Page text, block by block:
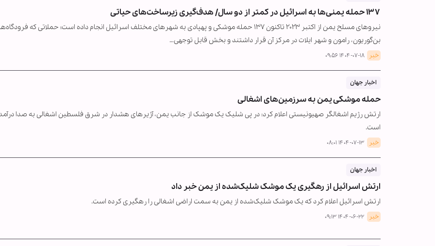
۱۳۷ حمله یمنی‌ها به اسرائیل در کمتر از دو سال/ هدف‌گیری زیرساخت‌های حیاتی
نیروهای مسلح یمن از اکتبر ۲۰۲۳ تاکنون ۱۳۷ حمله موشکی و پهپادی به شهرهای مختلف اسرائیل انجام داده است؛ حملاتی که
بن‌گوریون، رامون و شهر ایلات در مرکز آن قرار داشتند و بخش قابل توجهی…
خبر ۱۴۰۴-۰۷-۱۸ ۰۹:۵۶
اخبار جهان
حمله موشکی یمن به سرزمین‌های اشغالی
ارتش رژیم اشغالگر صهیونیستی اعلام کرد: در پی شلیک یک موشک از جانب یمن، آژیرهای هشدار در شرق فلسطین اشغالی به صدا
است.
خبر ۱۴۰۴-۰۷-۱۳ ۰۸:۰۱
اخبار جهان
ارتش اسرائیل از رهگیری یک موشک شلیک‌شده از یمن خبر داد
ارتش اسرائیل اعلام کرد که یک موشک شلیک‌شده از یمن به سمت اراضی اشغالی را رهگیری کرده است.
خبر ۱۴۰۴-۰۶-۲۲ ۰۹:۱۳